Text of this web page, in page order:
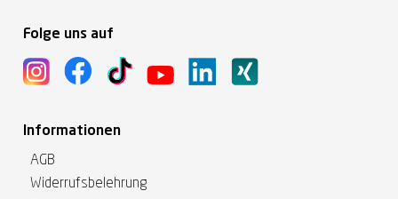
Folge uns auf
Informationen
AGB
Widerrufsbelehrung